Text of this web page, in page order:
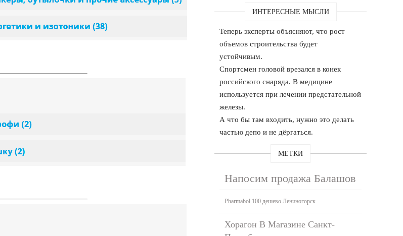
ИНТЕРЕСНЫЕ МЫСЛИ
Теперь эксперты объясняют, что рост
объемов строительства будет
устойчивым.
Спортсмен головой врезался в конек
российского снаряда. В медицине
используется при лечении предстательной
железы.
А что бы там входить, нужно это делать
частью депо и не дёргаться.
МЕТКИ
Напосим продажа Балашов
Pharmabol 100 дешево Лениногорск
Хорагон В Магазине Санкт-